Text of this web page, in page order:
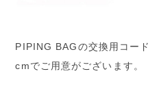
PIPING BAGの交換用コー
cmでご用意がございます。